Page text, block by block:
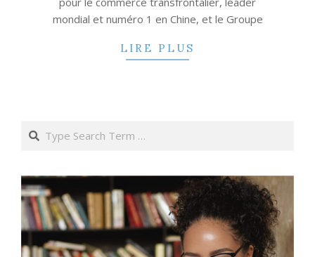
mondial et numéro 1 en Chine, et le Groupe
LIRE PLUS
Search